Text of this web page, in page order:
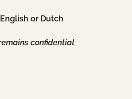
or Dutch
confidential